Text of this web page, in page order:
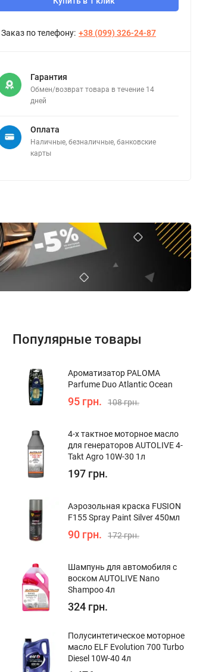
Заказ по телефону: +38 (099) 326-24-87
Гарантия
Обмен/возврат товара в течение 14
дней
Оплата
Наличные, безналичные, банковские
карты
Популярные товары
Ароматизатор PALOMA
Parfume Duo Atlantic Ocean
95 грн. 108 грн.
4-х тактное моторное масло
для генераторов AUTOLIVE 4-
Takt Agro 10W-30 1л
197 грн.
Аэрозольная краска FUSION
F155 Spray Paint Silver 450мл
90 грн. 172 грн.
Шампунь для автомобиля с
воском AUTOLIVE Nano
Shampoo 4л
324 грн.
Полуcинтетическое моторное
масло ELF Evolution 700 Turbo
Diesel 10W-40 4л